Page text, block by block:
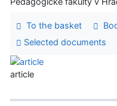
To the basket
Selected documents
article